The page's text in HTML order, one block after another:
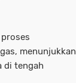
menunjukkan
di tengah